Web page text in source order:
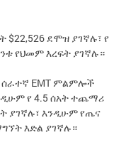
ደሞዝ ያገኛሉ፣ የ
የህመም እረፍት ያገኛሉ።
ሰራተኛ EMT ምልምሎች
የ 4.5 ሰአት ተጨማሪ
ያገኛሉ፣ እንዲሁም የጤና
እድል ያገኛሉ።